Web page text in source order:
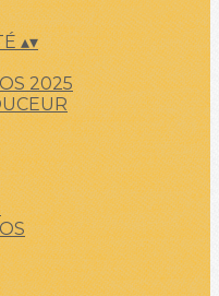
▴▾
2025